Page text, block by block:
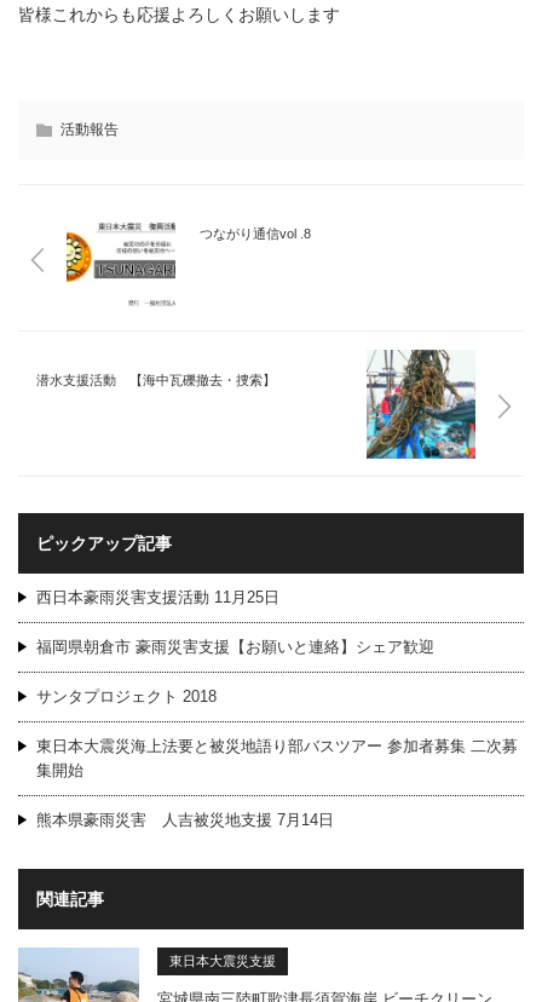
皆様これからも応援よろしくお願いします
活動報告
つながり通信vol .8
潜水支援活動 【海中瓦礫撤去・捜索】
ピックアップ記事
西日本豪雨災害支援活動 11月25日
福岡県朝倉市 豪雨災害支援【お願いと連絡】シェア歓迎
サンタプロジェクト 2018
東日本大震災海上法要と被災地語り部バスツアー 参加者募集 二次募
集開始
熊本県豪雨災害 人吉被災地支援 7月14日
関連記事
東日本大震災支援